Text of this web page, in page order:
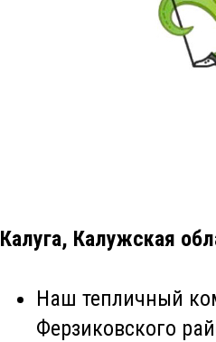
Калуга, Калужская
Наш тепличный
Ферзиковского